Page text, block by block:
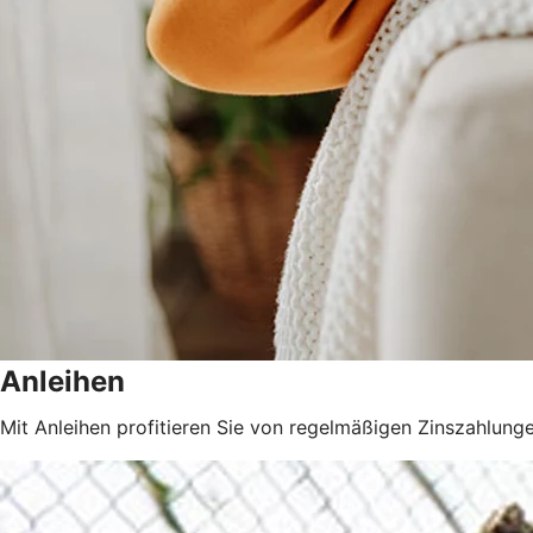
Anleihen
Mit Anleihen profitieren Sie von regelmäßigen